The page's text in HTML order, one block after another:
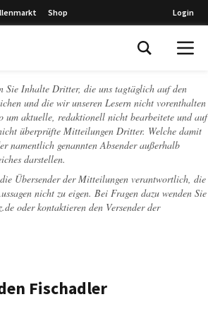
Shop Login
Sie Inhalte Dritter, die uns tagtäglich auf den
und die wir unseren Lesern nicht vorenthalten
um aktuelle, redaktionell nicht bearbeitete und auf
überprüfte Mitteilungen Dritter. Welche damit
namentlich genannten Absender außerhalb
darstellen.
Übersender der Mitteilungen verantwortlich, die
nicht zu eigen. Bei Fragen dazu wenden Sie
oder kontaktieren den Versender der
Fischadler